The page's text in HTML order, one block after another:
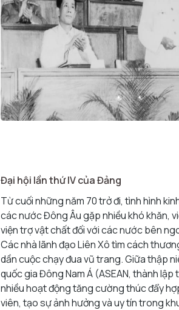
Đại hội lần thứ IV của Đảng
Từ cuối những năm 70 trở đi, tình hình
các nước Đông Âu gặp nhiều khó khăn,
viện trợ vật chất đối với các nước bên
Các nhà lãnh đạo Liên Xô tìm cách
dần cuộc chạy đua vũ trang. Giữa thập
quốc gia Đông Nam Á (ASEAN, thành
nhiều hoạt động tăng cường thúc đẩy
viên, tạo sự ảnh hưởng và uy tín trong